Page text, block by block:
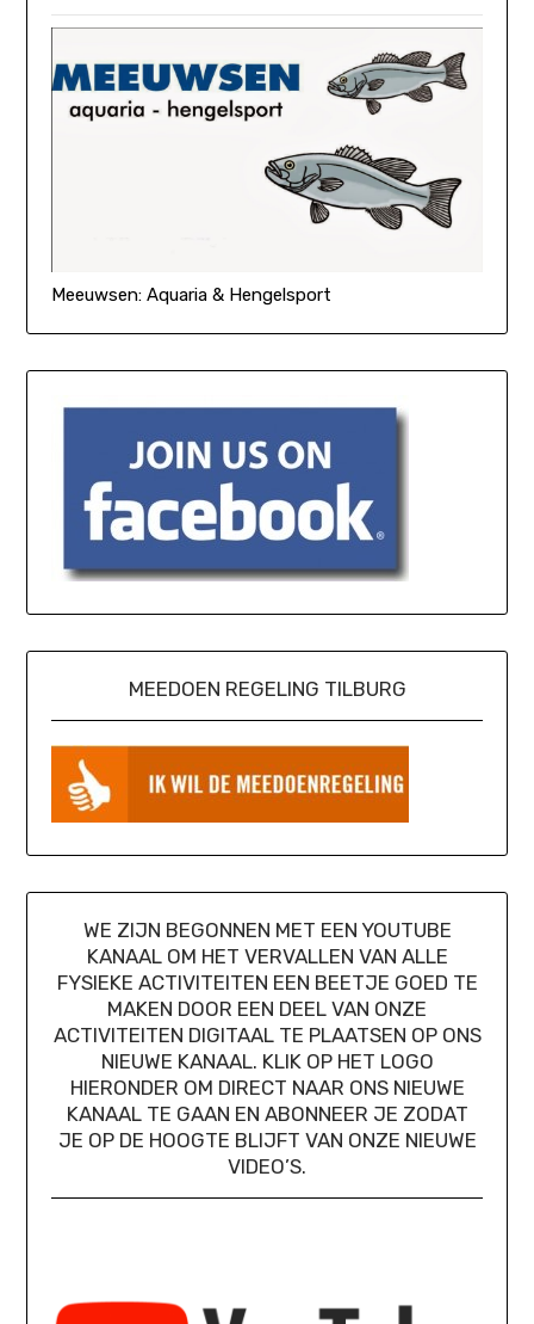
Meeuwsen: Aquaria & Hengelsport
MEEDOEN REGELING TILBURG
WE ZIJN BEGONNEN MET EEN YOUTUBE
KANAAL OM HET VERVALLEN VAN ALLE
FYSIEKE ACTIVITEITEN EEN BEETJE GOED TE
MAKEN DOOR EEN DEEL VAN ONZE
ACTIVITEITEN DIGITAAL TE PLAATSEN OP ONS
NIEUWE KANAAL. KLIK OP HET LOGO
HIERONDER OM DIRECT NAAR ONS NIEUWE
KANAAL TE GAAN EN ABONNEER JE ZODAT
JE OP DE HOOGTE BLIJFT VAN ONZE NIEUWE
VIDEO’S.